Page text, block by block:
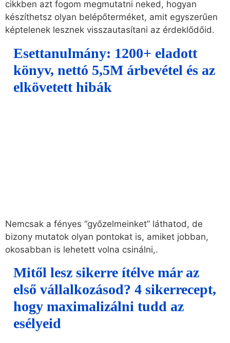
cikkben azt fogom megmutatni neked, hogyan
készíthetsz olyan belépőterméket, amit egyszerűen
képtelenek lesznek visszautasítani az érdeklődőid.
Esettanulmány: 1200+ eladott
könyv, nettó 5,5M árbevétel és az
elkövetett hibák
Nemcsak a fényes “győzelmeinket” láthatod, de
bizony mutatok olyan pontokat is, amiket jobban,
okosabban is lehetett volna csinálni,.
Mitől lesz sikerre ítélve már az
első vállalkozásod? 4 sikerrecept,
hogy maximalizálni tudd az
esélyeid